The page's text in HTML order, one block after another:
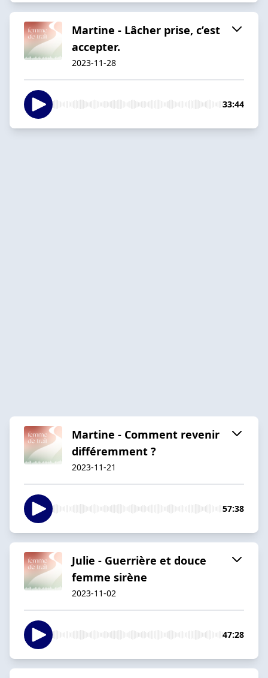
Martine - Lâcher prise, c’est
accepter.
2023-11-28
33:44
Martine - Comment revenir
différemment ?
2023-11-21
57:38
Julie - Guerrière et douce
femme sirène
2023-11-02
47:28